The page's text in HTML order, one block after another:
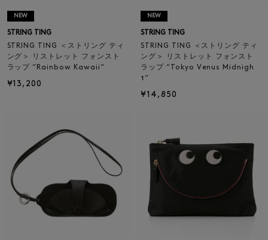
NEW
STRING TING
STRING TING ＜ストリング ティ
ング＞ リストレット フォンスト
ラップ “Rainbow Kawaii“
¥13,200
NEW
STRING TING
STRING TING ＜ストリング ティ
ング＞ リストレット フォンスト
ラップ “Tokyo Venus Midnigh
t“
¥14,850